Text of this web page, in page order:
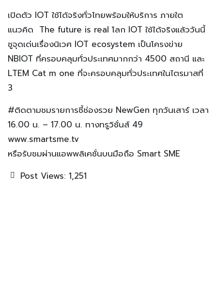
เปิดตัว IOT ใช้ได้จริงทั่วไทยพร้อมให้บริการ ภายใต
แนวคิด The future is real โลก IOT ใช้ได้จริงแล้ววันนี้
ชูจุดเด่นเรื่องนิเวศ IOT ecosystem เป็นโครงข่าย
NBIOT ที่ครอบคลุมทั่วประเทศมากกว่า 4500 สถานี และ
LTEM Cat m one ที่จะครอบคลุมทั่วประเทศในไตรมาสที่
3
#ติดตามชมรายการชี้ช่องรวย NewGen ทุกวันเสาร์ เวลา
16.00 น. – 17.00 น. ทางทรูวิชั่นส์ 49
www.smartsme.tv
หรือรับชมผ่านแอพพลิเคชั่นบนมือถือ Smart SME
Post Views: 1,251